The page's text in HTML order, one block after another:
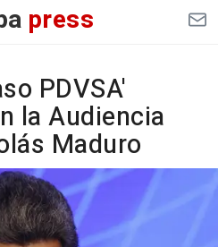
press
PDVSA'
la Audiencia
Maduro